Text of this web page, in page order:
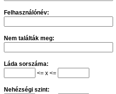
Felhasználónév:
Nem találták meg:
Láda sorszáma:
<= x <=
Nehézségi szint: